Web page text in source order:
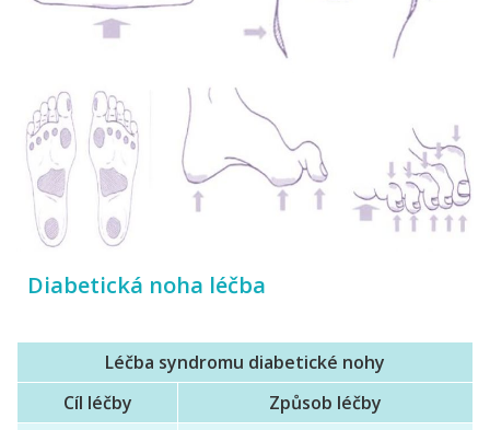
Diabetická noha léčba
Léčba syndromu diabetické nohy
Cíl léčby
Způsob léčby